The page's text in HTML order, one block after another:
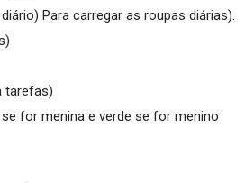
Para carregar as roupas diárias).
tarefas)
for menina e verde se for menino